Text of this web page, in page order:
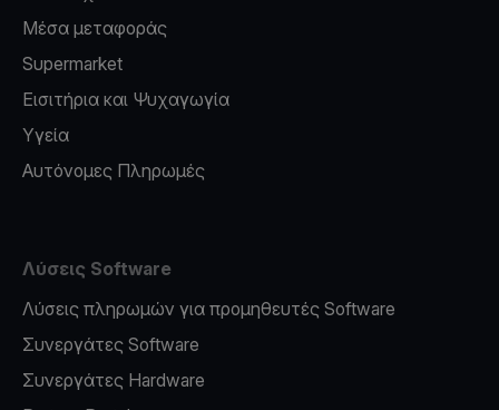
Μέσα μεταφοράς
Supermarket
Εισιτήρια και Ψυχαγωγία
Υγεία
Αυτόνομες Πληρωμές
Λύσεις Software
Λύσεις πληρωμών για προμηθευτές Software
Συνεργάτες Software
Συνεργάτες Hardware